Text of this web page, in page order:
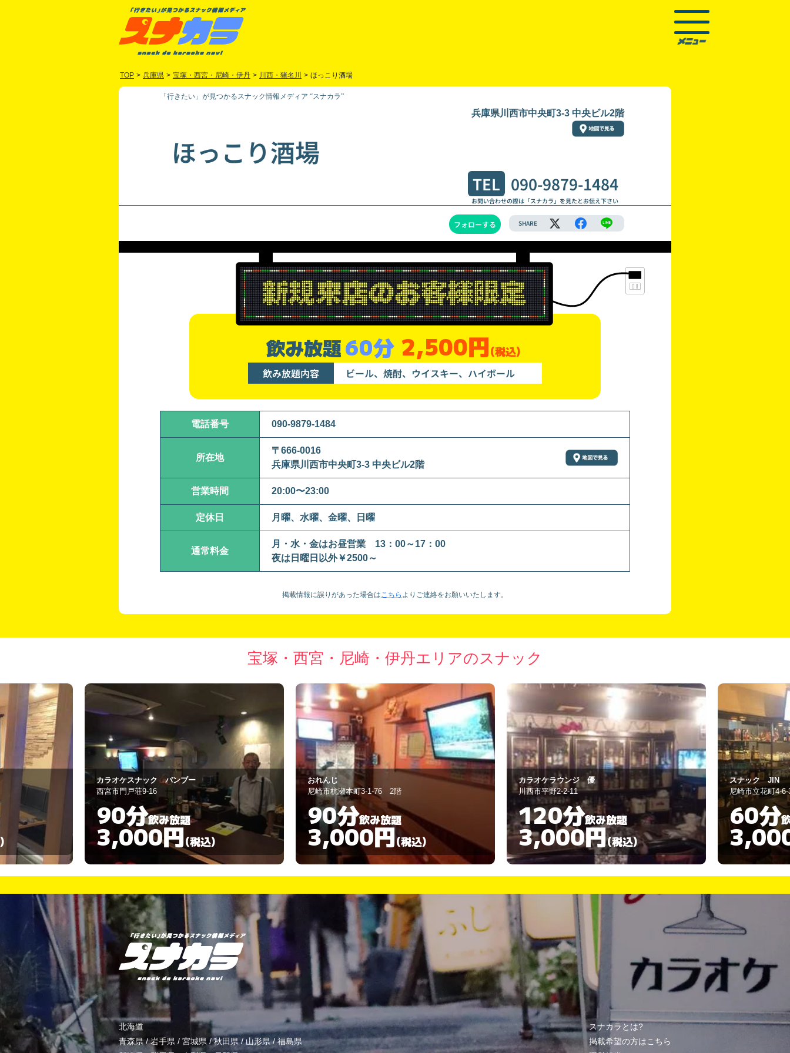
TOP > 兵庫県 > 宝塚・西宮・尼崎・伊丹 > 川西・猪名川 > ほっこり酒場
「行きたい」が見つかるスナック情報メディア “スナカラ”
兵庫県川西市中央町3-3 中央ビル2階
ほっこり酒場
TEL 090-9879-1484
お問い合わせの際は「スナカラ」を見たとお伝え下さい
フォローする SHARE
飲み放題60分 2,500円(税込)
飲み放題内容 ビール、焼酎、ウイスキー、ハイボール
電話番号 090-9879-1484
所在地
〒666-0016
兵庫県川西市中央町3-3 中央ビル2階
営業時間 20:00〜23:00
定休日 月曜、水曜、金曜、日曜
通常料金
月・水・金はお昼営業 13：00～17：00
夜は日曜日以外￥2500～
掲載情報に誤りがあった場合はこちら より ご連絡をお願いいたします。
宝塚・西宮・尼崎・伊丹エリアのスナック
おれんじ
尼崎市杭瀬本町3-1-76 2階
90分飲み放題
3,000円(税込)
カラオケラウンジ 優
川西市平野2-2-11
120分飲み放題
3,000円(税込)
スナック JIN
尼崎市立花町4-6-31
60分飲み放題
3,000円(税込)
スナック 杏
西宮市与古道町
60分
北海道
青森県/岩手県 / 宮城県 /秋田県 /山形県/福島県
スナカラとは?
掲載希望の方はこちら